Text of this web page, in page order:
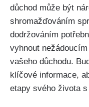
důchod může být
shromažďováním
dodržováním
vyhnout
vašeho důchodu.
klíčové informace,
etapy svého života